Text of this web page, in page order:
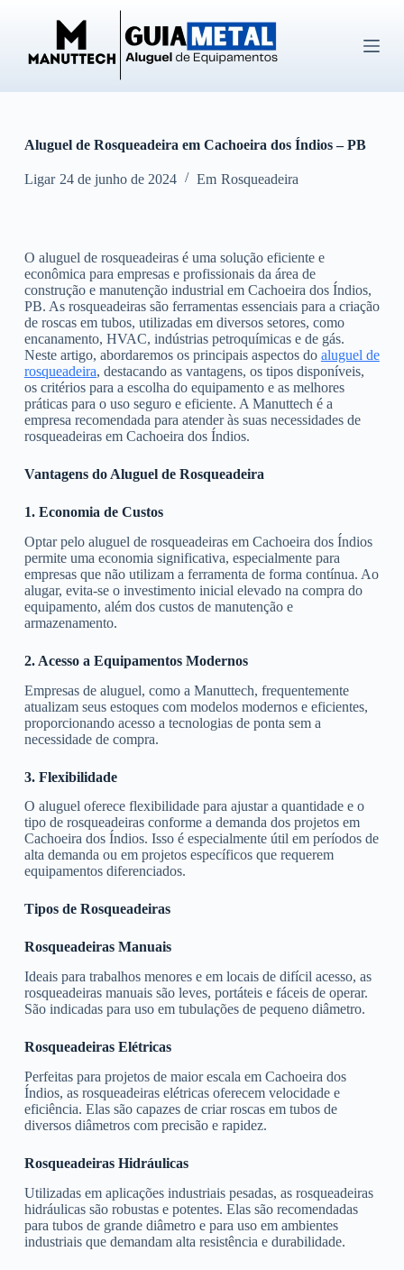
ú
d
o
Aluguel de Rosqueadeira em Cachoeira dos Índios – PB
Ligar 24 de junho de 2024 Em Rosqueadeira
O aluguel de rosqueadeiras é uma solução eficiente e
econômica para empresas e profissionais da área de
construção e manutenção industrial em Cachoeira dos Índios,
PB. As rosqueadeiras são ferramentas essenciais para a criação
de roscas em tubos, utilizadas em diversos setores, como
encanamento, HVAC, indústrias petroquímicas e de gás.
Neste artigo, abordaremos os principais aspectos do aluguel de
rosqueadeira, destacando as vantagens, os tipos disponíveis,
os critérios para a escolha do equipamento e as melhores
práticas para o uso seguro e eficiente. A Manuttech é a
empresa recomendada para atender às suas necessidades de
rosqueadeiras em Cachoeira dos Índios.
Vantagens do Aluguel de Rosqueadeira
1. Economia de Custos
Optar pelo aluguel de rosqueadeiras em Cachoeira dos Índios
permite uma economia significativa, especialmente para
empresas que não utilizam a ferramenta de forma contínua. Ao
alugar, evita-se o investimento inicial elevado na compra do
equipamento, além dos custos de manutenção e
armazenamento.
2. Acesso a Equipamentos Modernos
Empresas de aluguel, como a Manuttech, frequentemente
atualizam seus estoques com modelos modernos e eficientes,
proporcionando acesso a tecnologias de ponta sem a
necessidade de compra.
3. Flexibilidade
O aluguel oferece flexibilidade para ajustar a quantidade e o
tipo de rosqueadeiras conforme a demanda dos projetos em
Cachoeira dos Índios. Isso é especialmente útil em períodos de
alta demanda ou em projetos específicos que requerem
equipamentos diferenciados.
Tipos de Rosqueadeiras
Rosqueadeiras Manuais
Ideais para trabalhos menores e em locais de difícil acesso, as
rosqueadeiras manuais são leves, portáteis e fáceis de operar.
São indicadas para uso em tubulações de pequeno diâmetro.
Rosqueadeiras Elétricas
Perfeitas para projetos de maior escala em Cachoeira dos
Índios, as rosqueadeiras elétricas oferecem velocidade e
eficiência. Elas são capazes de criar roscas em tubos de
diversos diâmetros com precisão e rapidez.
Rosqueadeiras Hidráulicas
Utilizadas em aplicações industriais pesadas, as rosqueadeiras
hidráulicas são robustas e potentes. Elas são recomendadas
para tubos de grande diâmetro e para uso em ambientes
industriais que demandam alta resistência e durabilidade.